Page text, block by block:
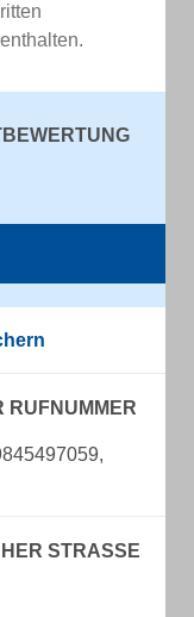
RUFNUMMER
STRASSE